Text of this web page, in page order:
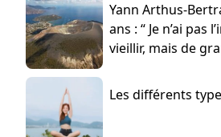
Yann Arthus-
ans : “ Je n’ai pas
vieillir, mais de
Les différents